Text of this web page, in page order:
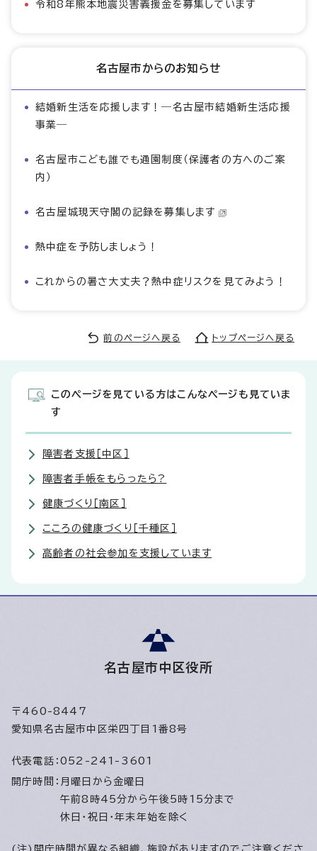
令和8年熊本地震災害義援金を募集しています
名古屋市からのお知らせ
結婚新生活を応援します！―名古屋市結婚新生活応援
事業―
名古屋市こども誰でも通園制度（保護者の方へのご案
内）
名古屋城現天守閣の記録を募集します
熱中症を予防しましょう！
これからの暑さ大丈夫？熱中症リスクを見てみよう！
前のページへ戻る トップページへ戻る
このページを見ている方はこんなページも見ていま
す
障害者支援［中区］
障害者手帳をもらったら?
健康づくり［南区］
こころの健康づくり［千種区］
高齢者の社会参加を支援しています
名古屋市中区役所
〒460-8447
愛知県名古屋市中区栄四丁目1番8号
代表電話： 052-241-3601
開庁時間： 月曜日から金曜日
午前8時45分から午後5時15分まで
休日・祝日・年末年始を除く